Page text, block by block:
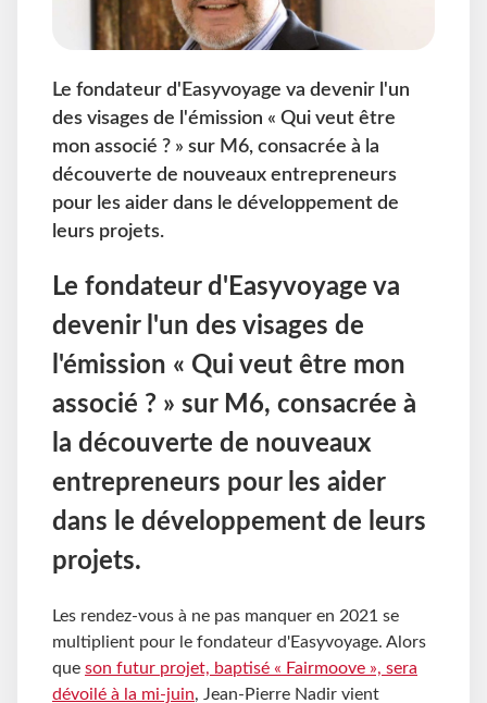
Le fondateur d'Easyvoyage va devenir l'un
des visages de l'émission « Qui veut être
mon associé ? » sur M6, consacrée à la
découverte de nouveaux entrepreneurs
pour les aider dans le développement de
leurs projets.
Le fondateur d'Easyvoyage va
devenir l'un des visages de
l'émission « Qui veut être mon
associé ? » sur M6, consacrée à
la découverte de nouveaux
entrepreneurs pour les aider
dans le développement de leurs
projets.
Les rendez-vous à ne pas manquer en 2021 se
multiplient pour le fondateur d'Easyvoyage. Alors
que son futur projet, baptisé « Fairmoove », sera
dévoilé à la mi-juin, Jean-Pierre Nadir vient